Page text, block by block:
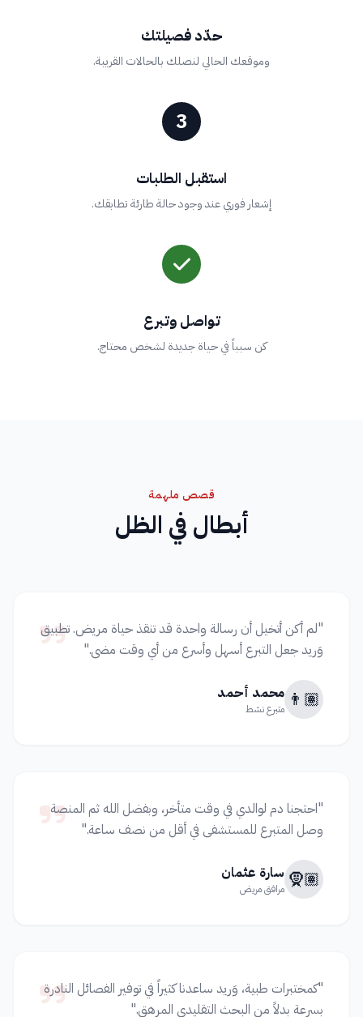
حدّد فصيلتك
وموقعك الحالي لنصلك بالحالات القريبة.
3
استقبل الطلبات
إشعار فوري عند وجود حالة طارئة تطابقك.
تواصل وتبرع
كن سبباً في حياة جديدة لشخص محتاج.
قصص ملهمة
أبطال في الظل
"لم أكن أتخيل أن رسالة واحدة قد تنقذ حياة مريض. تطبيق
وَريد جعل التبرع أسهل وأسرع من أي وقت مضى."
👨🏽 محمد أحمد
متبرع نشط
"احتجنا دم لوالدي في وقت متأخر، وبفضل الله ثم المنصة
وصل المتبرع للمستشفى في أقل من نصف ساعة."
🧕🏽 سارة عثمان
مرافق مريض
"كمختبرات طبية، وَريد ساعدنا كثيراً في توفير الفصائل النادرة
بسرعة بدلاً من البحث التقليدي المرهق."